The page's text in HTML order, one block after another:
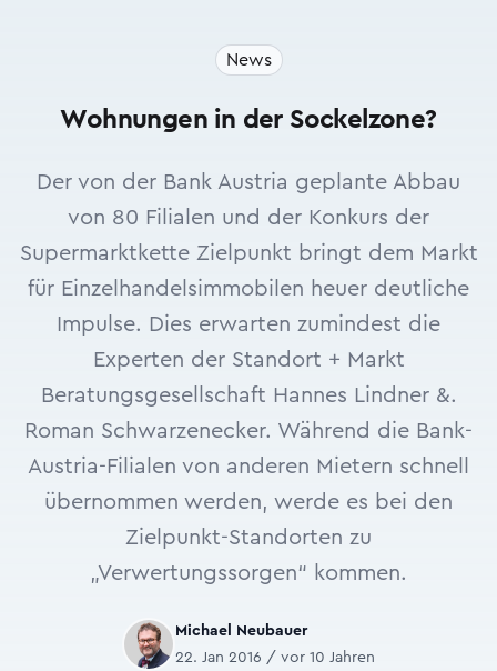
News
Wohnungen in der Sockelzone?
Der von der Bank Austria geplante Abbau
von 80 Filialen und der Konkurs der
Supermarktkette Zielpunkt bringt dem Markt
für Einzelhandelsimmobilen heuer deutliche
Impulse. Dies erwarten zumindest die
Experten der Standort + Markt
Beratungsgesellschaft Hannes Lindner &.
Roman Schwarzenecker. Während die Bank-
Austria-Filialen von anderen Mietern schnell
übernommen werden, werde es bei den
Zielpunkt-Standorten zu
„Verwertungssorgen“ kommen.
Michael Neubauer
22. Jan 2016 / vor 10 Jahren